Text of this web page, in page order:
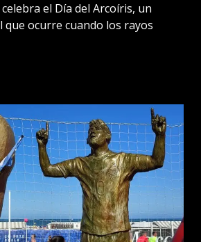
el Día del Arcoíris, un
ocurre cuando los rayos